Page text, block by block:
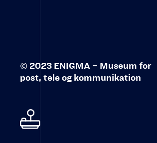
© 2023 ENIGMA – Museum for
post, tele og kommunikation‍